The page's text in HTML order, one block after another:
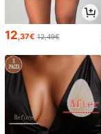
12,37€ 12,49€